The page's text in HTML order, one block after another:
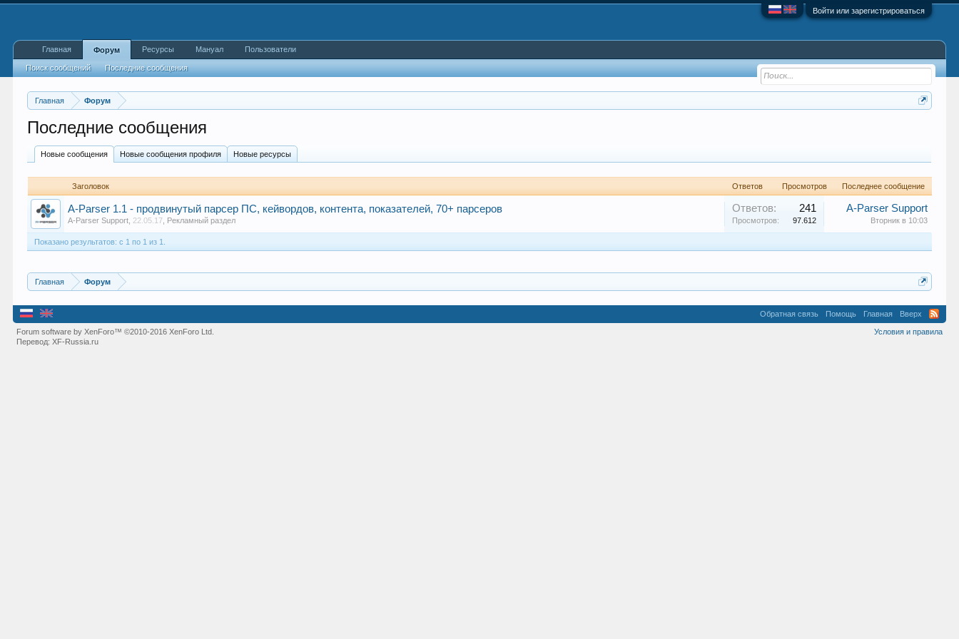
Войти или зарегистрироваться
Главная Форум
Последние сообщения
Новые сообщения Новые сообщения профиля Новые ресурсы
Заголовок Ответов Просмотров Последнее сообщение
A-Parser 1.1 - продвинутый парсер ПС, кейвордов, контента, показателей, 70+ парсеров
A-Parser Support 22.05.17 Рекламный раздел
Ответов: 241
Просмотров: 97.612
A-Parser Support
Вторник в 10:03
Показано результатов: с 1 по 1 из 1.
Главная Форум
Главная Форум
Поиск сообщений Последние сообщения
Ресурсы Мануал Пользователи
Обратная связь Помощь Главная Вверх
Условия и правила
Forum software by XenForo™©2010-2016 XenForo Ltd.
Перевод:XF-Russia.ru